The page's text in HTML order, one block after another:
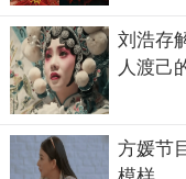
刘浩存
人渡己
方媛节